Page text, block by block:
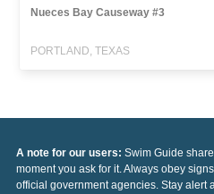
Nueces Bay Causeway #3
PORTLAND, TEXAS
A note for our users: Swim Guide
moment you ask for it. Always obey
official government agencies. Stay alert